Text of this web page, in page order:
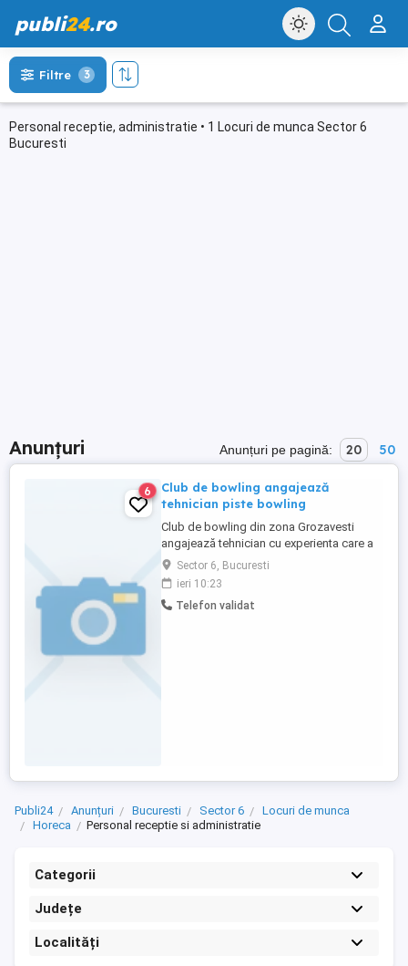
publi24.ro
Personal receptie, administratie • 1 Locuri de munca Sector 6
Bucuresti
Filtre 3
Anunțuri Anunțuri pe pagină: 20 50
6
Club de bowling angajează
tehnician piste bowling
Club de bowling din zona Grozavesti
angajează tehnician cu experienta care a
lucrat cu piste de bowling marca
Brunswick. Salariul 6000 lei net lunar.
Posibil si plata la tura , o tură de 10 ore =
350 lei .
Sector 6, Bucuresti
ieri 10:23
Telefon validat
Publi24 Anunțuri Bucuresti Sector 6
Locuri de munca
Horeca
Personal receptie si administratie
Categorii
Județe
Localități